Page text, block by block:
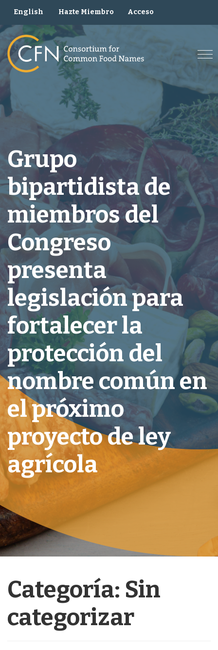
content
English Hazte Miembro Acceso
Grupo
bipartidista de
miembros del
Congreso
presenta
legislación para
fortalecer la
protección del
nombre común en
el próximo
proyecto de ley
agrícola
Categoría: Sin
categorizar